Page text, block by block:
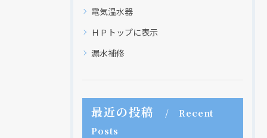
電気温水器
ＨＰトップに表示
漏水補修
最近の投稿
Recent
Posts
現在、新聞に入っている折込チラシです。
現在、新聞に入っている折込チラシです。